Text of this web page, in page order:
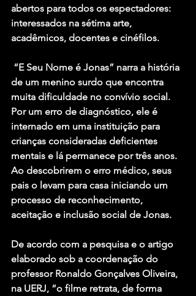
abertos para todos os espectadores:
interessados na sétima arte,
acadêmicos, docentes e cinéfilos.
de um menino surdo que encontra
muita dificuldade no convívio social.
Por um erro de diagnóstico, ele é
internado em uma instituição para
crianças consideradas deficientes
mentais e lá permanece por três anos.
Ao descobrirem o erro médico, seus
pais o levam para casa iniciando um
processo de reconhecimento,
aceitação e inclusão social de Jonas.
De acordo com a pesquisa e o artigo
elaborado sob a coordenação do
professor Ronaldo Gonçalves Oliveira,
na UERJ, “o filme retrata, de forma